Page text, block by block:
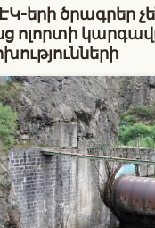
երի ծրագրեր
ոլորտի